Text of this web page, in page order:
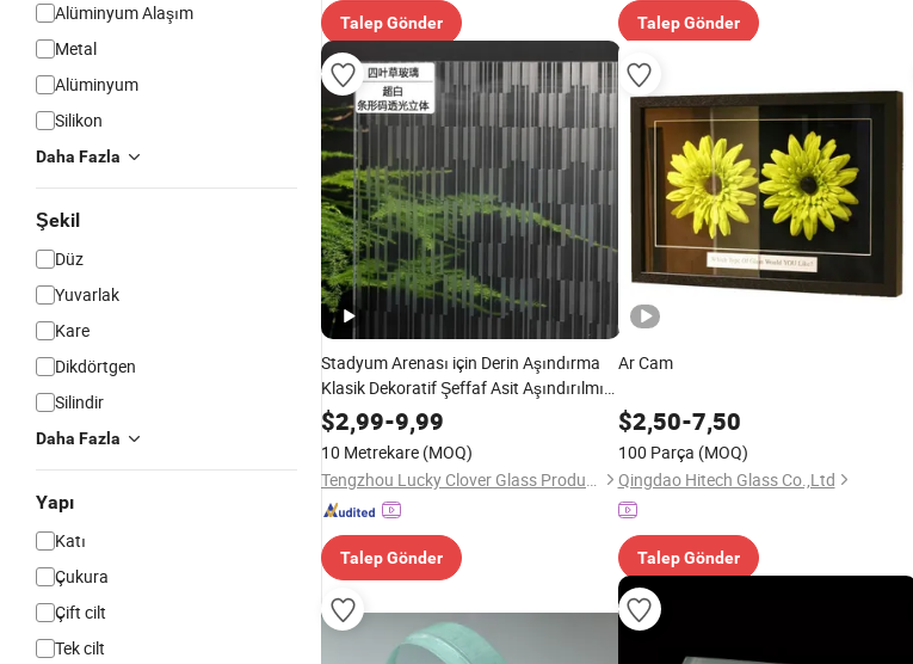
Alüminyum Alaşım
Metal
Alüminyum
Silikon
Daha Fazla
Şekil
Düz
Yuvarlak
Kare
Dikdörtgen
Silindir
Daha Fazla
Yapı
Katı
Çukura
Çift cilt
Tek cilt
Talep Gönder Talep Gönder
Stadyum Arenası için Derin Aşındırma
Klasik Dekoratif Şeffaf Asit Aşındırılmış
Buzlu Cam
$2,99-9,99
10 Metrekare (MOQ)
Tengzhou Lucky Clover Glass Product Co., Ltd.
Talep Gönder
Ar Cam
$2,50-7,50
100 Parça (MOQ)
Qingdao Hitech Glass Co.,Ltd
Talep Gönder